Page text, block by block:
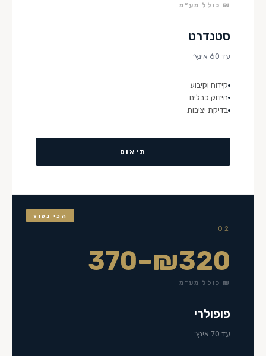
₪ כולל מע״מ
סטנדרט
עד 60 אינץ׳
קידוח וקיבוע
הידוק כבלים
בדיקת יציבות
תיאום
הכי נפוץ
02
₪320–370
₪ כולל מע״מ
פופולרי
עד 70 אינץ׳